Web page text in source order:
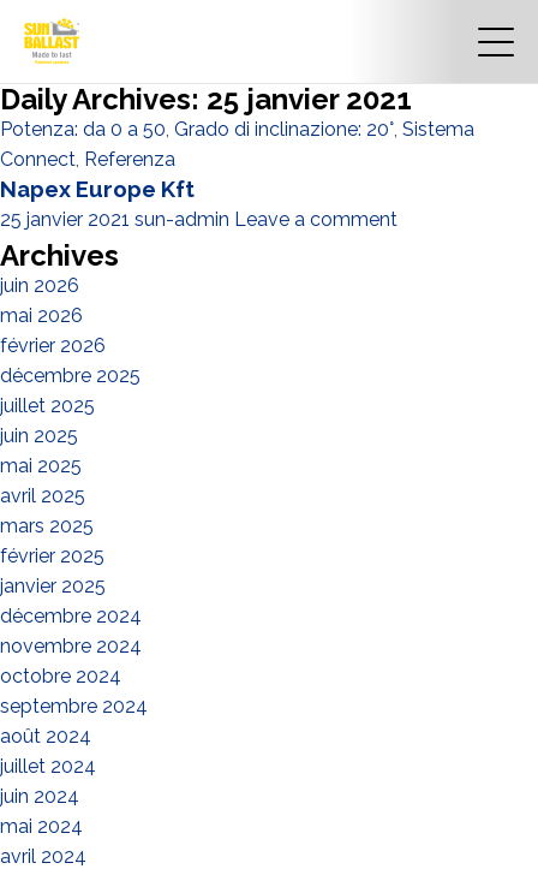
Daily Archives: 25 janvier 2021
Potenza: da 0 a 50, Grado di inclinazione: 20°, Sistema
Connect, Referenza
Napex Europe Kft
25 janvier 2021 sun-admin Leave a comment
Archives
juin 2026
mai 2026
février 2026
décembre 2025
juillet 2025
juin 2025
mai 2025
avril 2025
mars 2025
février 2025
janvier 2025
décembre 2024
novembre 2024
octobre 2024
septembre 2024
août 2024
juillet 2024
juin 2024
mai 2024
avril 2024